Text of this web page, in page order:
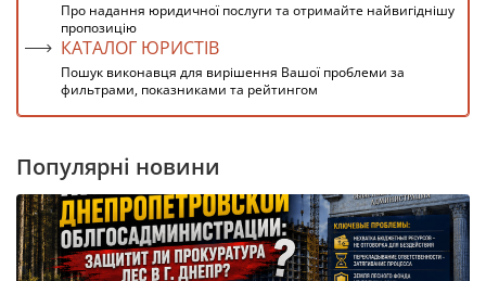
Про надання юридичної послуги та отримайте найвигіднішу
пропозицію
КАТАЛОГ ЮРИСТІВ
Пошук виконавця для вирішення Вашої проблеми за
фильтрами, показниками та рейтингом
Популярні новини